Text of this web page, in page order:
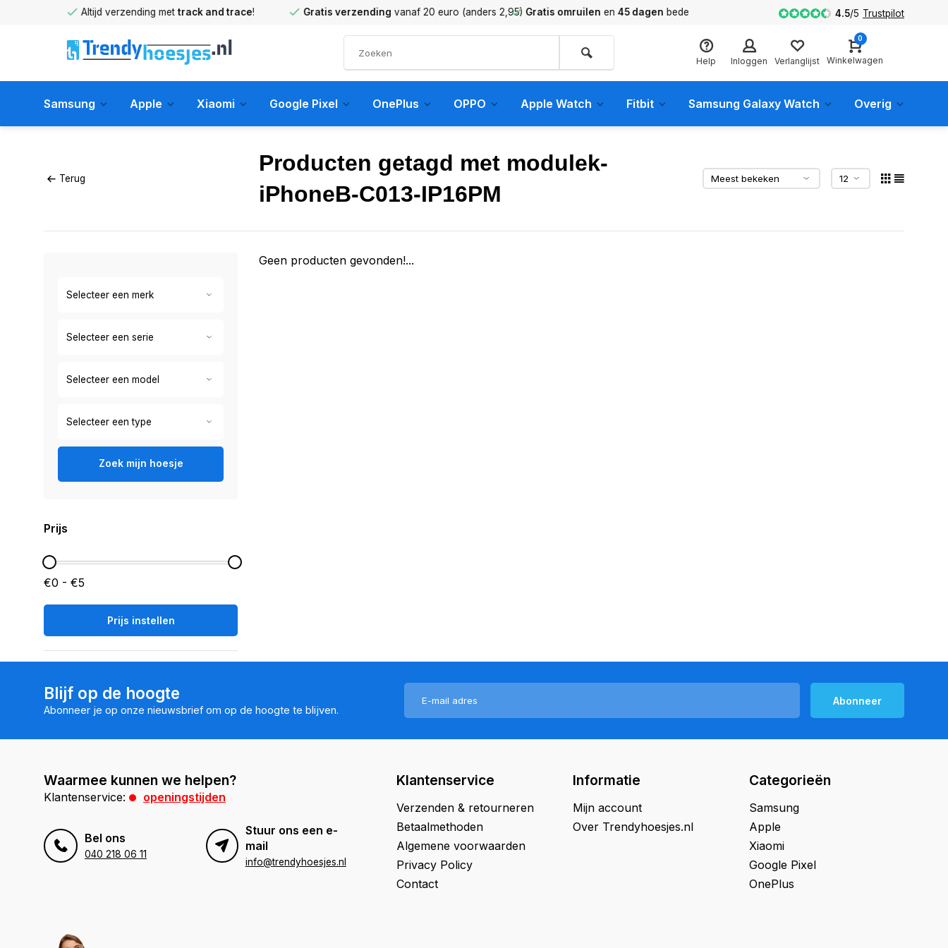
Altijd verzending mettrack and trace! Gratis verzendingvanaf 20 euro (anders 2,95) Gratis omruilenen45 dagenbedenktijd 4.5/5 Trustpilot
Help Inloggen Verlanglijst
0
Winkelwagen
Samsung Apple Xiaomi Google Pixel OnePlus OPPO Apple Watch Fitbit Samsung Galaxy Watch Overig
Terug
Producten getagd met modulek-
iPhoneB-C013-IP16PM
Zoek mijn hoesje
Prijs
€0 - €5
Prijs instellen
Geen producten gevonden!...
Blijf op de hoogte
Abonneer je op onze nieuwsbrief om op de hoogte te blijven.
Abonneer
Waarmee kunnen we helpen?
Klantenservice: openingstijden
Bel ons
040 218 06 11
Stuur ons een e-
mail
info@trendyhoesjes.nl
Klantenservice
Verzenden & retourneren
Betaalmethoden
Algemene voorwaarden
Privacy Policy
Contact
Informatie
Mijn account
Over Trendyhoesjes.nl
Categorieën
Samsung
Apple
Xiaomi
Google Pixel
OnePlus